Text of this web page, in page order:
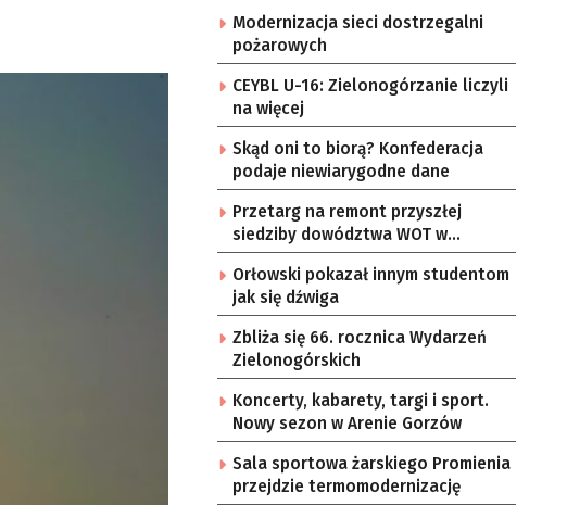
Modernizacja sieci dostrzegalni
pożarowych
CEYBL U-16: Zielonogórzanie liczyli
na więcej
Skąd oni to biorą? Konfederacja
podaje niewiarygodne dane
Przetarg na remont przyszłej
siedziby dowództwa WOT w
Gorzowie
Orłowski pokazał innym studentom
jak się dźwiga
Zbliża się 66. rocznica Wydarzeń
Zielonogórskich
Koncerty, kabarety, targi i sport.
Nowy sezon w Arenie Gorzów
Sala sportowa żarskiego Promienia
przejdzie termomodernizację